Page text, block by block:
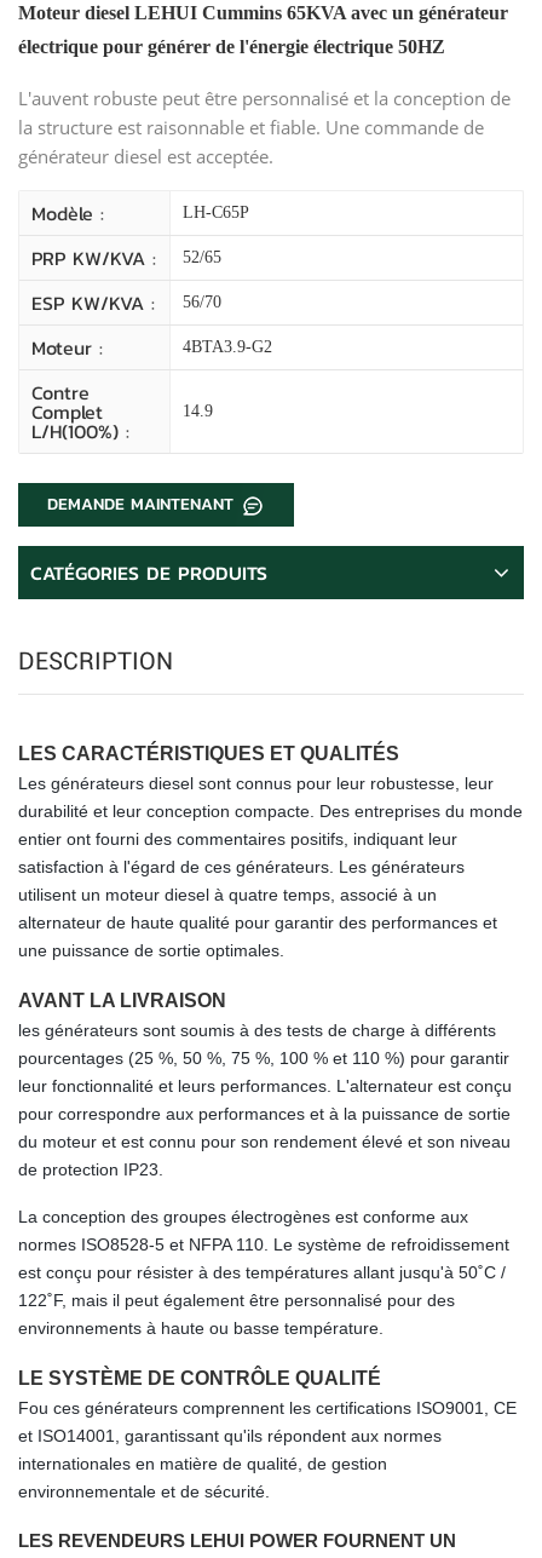
Moteur diesel LEHUI Cummins 65KVA avec un générateur
électrique pour générer de l'énergie électrique 50HZ
L'auvent robuste peut être personnalisé et la conception de
la structure est raisonnable et fiable. Une commande de
générateur diesel est acceptée.
Modèle : LH-C65P
PRP KW/kVA : 52/65
ESP KW/kVA : 56/70
Moteur : 4BTA3.9-G2
Contre
Complet
L/H(100%) :
14.9
DEMANDE MAINTENANT
CATÉGORIES DE PRODUITS
DESCRIPTION
LES CARACTÉRISTIQUES ET QUALITÉS
Les générateurs diesel sont connus pour leur robustesse, leur
durabilité et leur conception compacte. Des entreprises du monde
entier ont fourni des commentaires positifs, indiquant leur
satisfaction à l'égard de ces générateurs. Les générateurs
utilisent un moteur diesel à quatre temps, associé à un
alternateur de haute qualité pour garantir des performances et
une puissance de sortie optimales.
AVANT LA LIVRAISON
les générateurs sont soumis à des tests de charge à différents
pourcentages (25 %, 50 %, 75 %, 100 % et 110 %) pour garantir
leur fonctionnalité et leurs performances. L'alternateur est conçu
pour correspondre aux performances et à la puissance de sortie
du moteur et est connu pour son rendement élevé et son niveau
de protection IP23.
La conception des groupes électrogènes est conforme aux
normes ISO8528-5 et NFPA 110. Le système de refroidissement
est conçu pour résister à des températures allant jusqu'à 50˚C /
122˚F, mais il peut également être personnalisé pour des
environnements à haute ou basse température.
LE SYSTÈME DE CONTRÔLE QUALITÉ
Fou ces générateurs comprennent les certifications ISO9001, CE
et ISO14001, garantissant qu'ils répondent aux normes
internationales en matière de qualité, de gestion
environnementale et de sécurité.
LES REVENDEURS LEHUI POWER FOURNENT UN